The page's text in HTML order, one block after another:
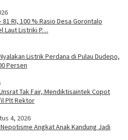
81 RI, 100 % Rasio Desa Gorontalo
Laut Listriki P…
Listrik Perdana di Pulau Dudepo,
Persen
Tak Fair, Mendiktisaintek Copot
Plt Rektor
4, 2026
Angkat Anak Kandung Jadi